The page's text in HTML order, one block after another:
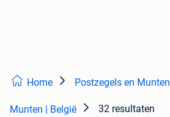
Home Postzegels en Munten
Munten | België 32 resultaten